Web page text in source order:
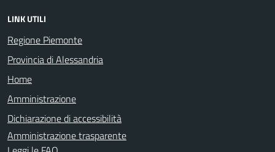
LINK UTILI
Regione Piemonte
Provincia di Alessandria
Home
Amministrazione
Dichiarazione di accessibilità
Amministrazione trasparente